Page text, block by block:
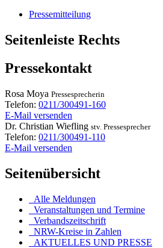
Pressemitteilung
Seitenleiste Rechts
Pressekontakt
Rosa Moya Pressesprecherin
Telefon: 0211/300491-160
E-Mail versenden
Dr. Christian Wiefling stv. Pressesprecher
Telefon: 0211/300491-110
E-Mail versenden
Seitenübersicht
Alle Meldungen
Veranstaltungen und Termine
Verbandszeitschrift
NRW-Kreise in Zahlen
AKTUELLES UND PRESSE